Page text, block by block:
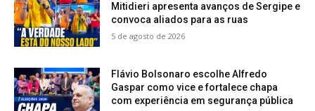
Mitidieri apresenta avanços de Sergipe e
convoca aliados para as ruas
5 de agosto de 2026
Flávio Bolsonaro escolhe Alfredo
Gaspar como vice e fortalece chapa
com experiência em segurança pública